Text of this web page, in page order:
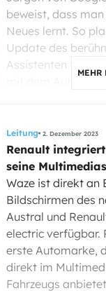
beweist, dass
Neues lernt. So
Update des
Assistenten für
MEHR
Leitung 2. Dezember 2023
Renault
seine
Waze ist direkt an
Bildschirmen des
Austral und
electric verfügbar.
erste Automarke,
direkt im
Fahrzeugs